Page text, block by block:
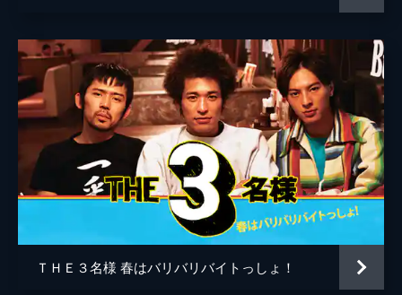
ＴＨＥ３名様 春はバリバリバイトっしょ！